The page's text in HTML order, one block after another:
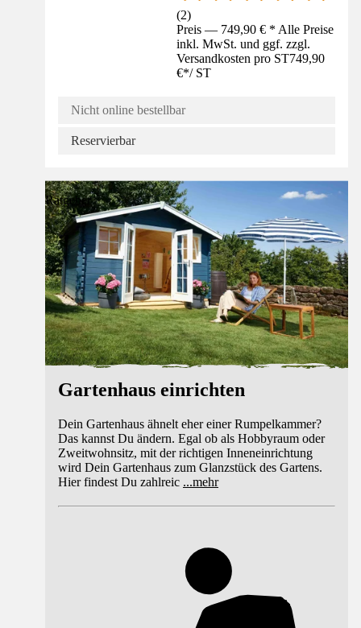
(2)
Preis — 749,90 € * Alle Preise
inkl. MwSt. und ggf. zzgl.
Versandkosten pro ST749,90
€*/ ST
Nicht online bestellbar
Reservierbar
Ratgeber
Gartenhaus einrichten
Dein Gartenhaus ähnelt eher einer Rumpelkammer?
Das kannst Du ändern. Egal ob als Hobbyraum oder
Zweitwohnsitz, mit der richtigen Inneneinrichtung
wird Dein Gartenhaus zum Glanzstück des Gartens.
Hier findest Du zahlreic ...mehr